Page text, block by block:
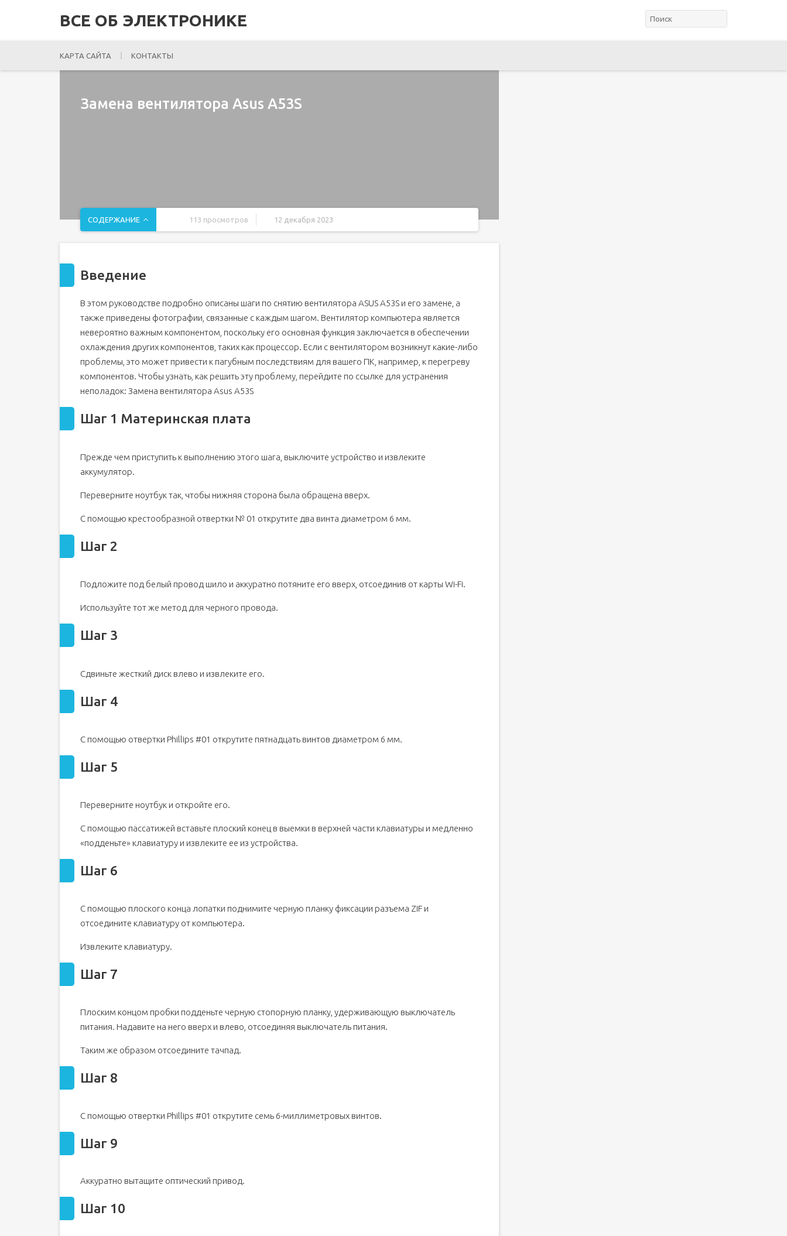
ВСЕ ОБ ЭЛЕКТРОНИКЕ
КАРТА САЙТА КОНТАКТЫ
Замена вентилятора Asus A53S
СОДЕРЖАНИЕ 113 просмотров 12 декабря 2023
Шаг 2
Шаг 4
Шаг 5
Шаг 6
Шаг 11
Шаг 14
Шаг 16
Шаг 17
Шаг 19
Введение
В этом руководстве подробно описаны шаги по снятию вентилятора ASUS A53S и его замене, а
также приведены фотографии, связанные с каждым шагом. Вентилятор компьютера является
невероятно важным компонентом, поскольку его основная функция заключается в обеспечении
охлаждения других компонентов, таких как процессор. Если с вентилятором возникнут какие-либо
проблемы, это может привести к пагубным последствиям для вашего ПК, например, к перегреву
компонентов. Чтобы узнать, как решить эту проблему, перейдите по ссылке для устранения
неполадок: Замена вентилятора Asus A53S
Шаг 1 Материнская плата
Прежде чем приступить к выполнению этого шага, выключите устройство и извлеките
аккумулятор.
Переверните ноутбук так, чтобы нижняя сторона была обращена вверх.
С помощью крестообразной отвертки № 01 открутите два винта диаметром 6 мм.
Шаг 2
Подложите под белый провод шило и аккуратно потяните его вверх, отсоединив от карты Wi-Fi.
Используйте тот же метод для черного провода.
Шаг 3
Сдвиньте жесткий диск влево и извлеките его.
Шаг 4
С помощью отвертки Phillips #01 открутите пятнадцать винтов диаметром 6 мм.
Шаг 5
Переверните ноутбук и откройте его.
С помощью пассатижей вставьте плоский конец в выемки в верхней части клавиатуры и медленно
«подденьте» клавиатуру и извлеките ее из устройства.
Шаг 6
С помощью плоского конца лопатки поднимите черную планку фиксации разъема ZIF и
отсоедините клавиатуру от компьютера.
Извлеките клавиатуру.
Шаг 7
Плоским концом пробки подденьте черную стопорную планку, удерживающую выключатель
питания. Надавите на него вверх и влево, отсоединяя выключатель питания.
Таким же образом отсоедините тачпад.
Шаг 8
С помощью отвертки Phillips #01 открутите семь 6-миллиметровых винтов.
Шаг 9
Аккуратно вытащите оптический привод.
Шаг 10